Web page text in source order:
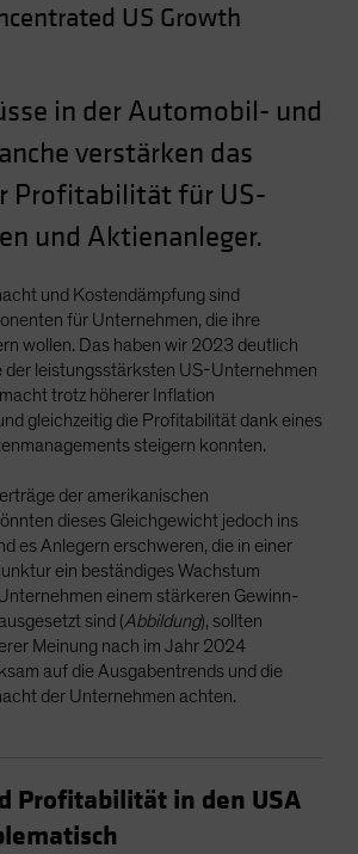
(US Citizens)
NRC)
US Growth
in der Automobil- und
verstärken das
Profitabilität für US-
und Aktienanleger.
und Kostendämpfung sind
für Unternehmen, die ihre
wollen. Das haben wir 2023 deutlich
der leistungsstärksten US-Unternehmen
trotz höherer Inflation
gleichzeitig die Profitabilität dank eines
steigern konnten.
der amerikanischen
dieses Gleichgewicht jedoch ins
es Anlegern erschweren, die in einer
ein beständiges Wachstum
einem stärkeren Gewinn-
sind (Abbildung), sollten
Meinung nach im Jahr 2024
auf die Ausgabentrends und die
der Unternehmen achten.
Profitabilität in den USA